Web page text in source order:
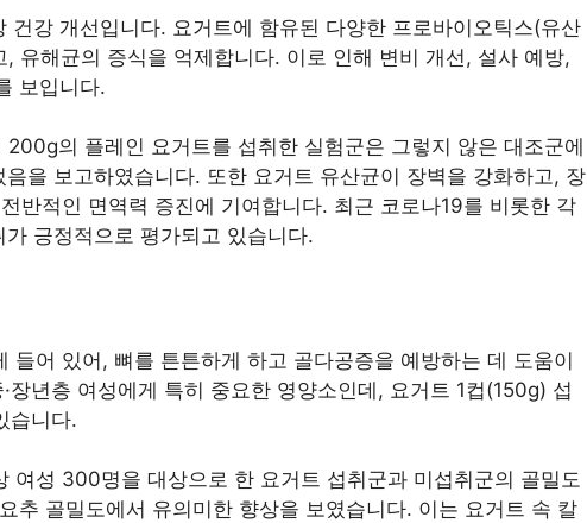
강 개선입니다. 요거트에 함유된 다양한 프로바이오틱스(유산
유해균의 증식을 억제합니다. 이로 인해 변비 개선, 설사 예방,
보입니다.
의 플레인 요거트를 섭취한 실험군은 그렇지 않은 대조군에
을 보고하였습니다. 또한 요거트 유산균이 장벽을 강화하고, 장
반적인 면역력 증진에 기여합니다. 최근 코로나19를 비롯한 각
긍정적으로 평가되고 있습니다.
들어 있어, 뼈를 튼튼하게 하고 골다공증을 예방하는 데 도움이
년층 여성에게 특히 중요한 영양소인데, 요거트 1컵(150g) 섭
습니다.
성 300명을 대상으로 한 요거트 섭취군과 미섭취군의 골밀도
추 골밀도에서 유의미한 향상을 보였습니다. 이는 요거트 속 칼